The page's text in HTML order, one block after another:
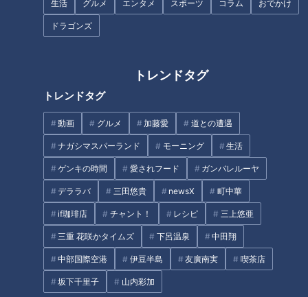
生活 グルメ エンタメ スポーツ コラム おでかけ
ドラゴンズ
トレンドタグ
トレンドタグ
動画 グルメ 加藤愛 道との遭遇
ナガシマスパーランド モーニング 生活
ゲンキの時間 愛されフード ガンバレルーヤ
デララバ 三田悠貴 newsX 町中華
if珈琲店 チャント！ レシピ 三上悠亜
三重 花咲かタイムズ 下呂温泉 中田翔
中部国際空港 伊豆半島 友廣南実 喫茶店
坂下千里子 山内彩加
のデララバ】
「花咲かタイムズ秋のグルメフ
ェス inららぽーと・ジャズドリ
ーム長島」開催決定！
日本一長い祭り！毎年30万人が
参加する岐阜県・郡上市の「郡
上おどり」の最終日に密着
有名ラーメン店とコラボ！夏季
限定の幅広きしめんが楽しめる